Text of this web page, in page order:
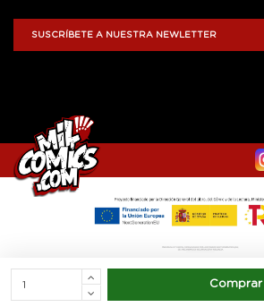
Comprar
SUSCRÍBETE A NUESTRA NEWLETTER